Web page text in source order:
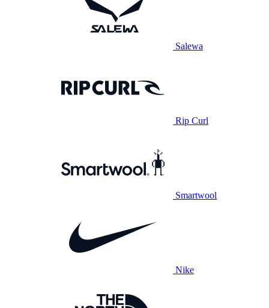
Salewa
Rip Curl
Smartwool
Nike